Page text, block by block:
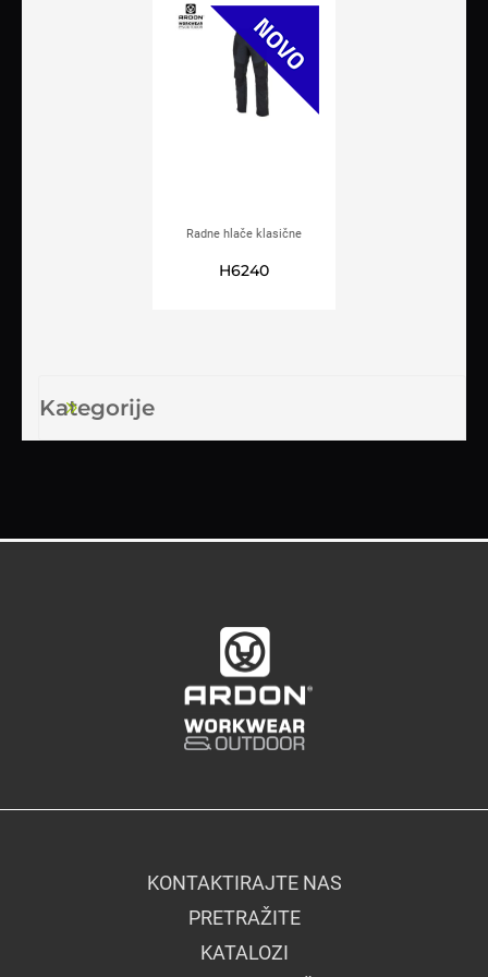
Radne hlače klasične
H6240
Kategorije
KONTAKTIRAJTE NAS
PRETRAŽITE
KATALOZI